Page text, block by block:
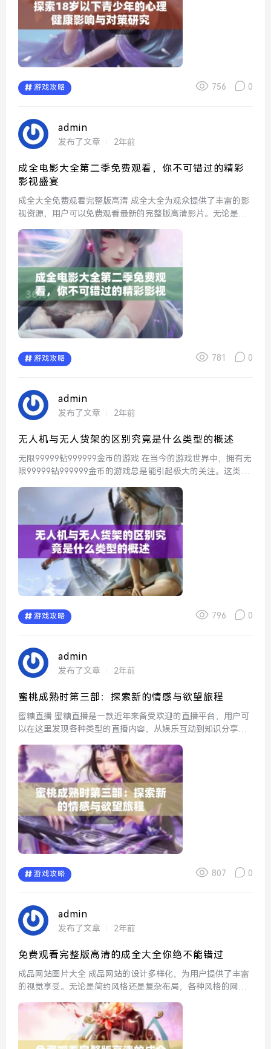
游戏攻略 756 0
admin
发布了文章 2年前
成全电影大全第二季免费观看，你不可错过的精彩
影视盛宴
成全大全免费观看完整版高清 成全大全为观众提供了丰富的影
视资源，用户可以免费观看最新的完整版高清影片。无论是经
致，确保每个用户都能享受到高品质的影视体验。...
游戏攻略 781 0
admin
发布了文章 2年前
无人机与无人货架的区别究竟是什么类型的概述
无限99999钻999999金币的游戏 在当今的游戏世界中，拥有无
限99999钻999999金币的游戏总是能引起极大的关注。这类游
快的游戏体验。玩家们喜欢这样的...
游戏攻略 796 0
admin
发布了文章 2年前
蜜桃成熟时第三部：探索新的情感与欲望旅程
蜜糖直播 蜜糖直播是一款近年来备受欢迎的直播平台，用户可
以在这里发现各种类型的直播内容，从娱乐互动到知识分享，
验，成为了许多年轻人的社交新选择。 蜜丝...
游戏攻略 807 0
admin
发布了文章 2年前
免费观看完整版高清的成全大全你绝不能错过
成品网站图片大全 成品网站的设计多样化，为用户提供了丰富
的视觉享受。无论是简约风格还是复杂布局，各种风格的网站
些图片，我们可以看到成品网站在色彩搭配、排版设计和...